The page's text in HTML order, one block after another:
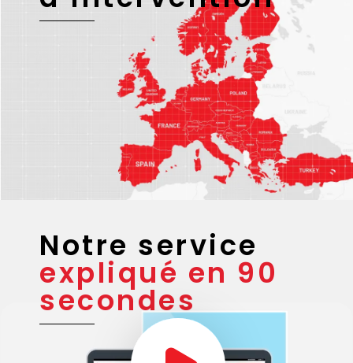
zones
d’intervention
Notre service
expliqué en 90